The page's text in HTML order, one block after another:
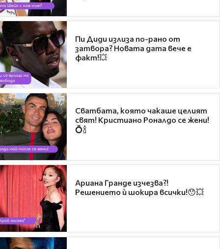
Пи Диди излиза по-рано от
затвора? Новата дата вече е
факт!💥
Сватбата, която чакаше целият
свят! Кристиано Роналдо се жени!
💍🍾
Ариана Гранде изчезва?!
Решението ѝ шокира всички!😯💥